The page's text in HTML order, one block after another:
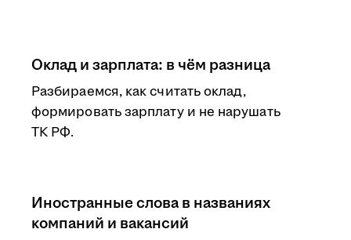
Оклад и зарплата: в чём разница
Разбираемся, как считать оклад,
формировать зарплату и не нарушать
ТК РФ.
Иностранные слова в названиях
компаний и вакансий